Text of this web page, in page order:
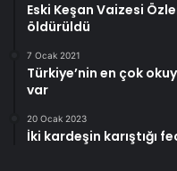
Eski Keşan Vaizesi
öldürüldü
7 Ocak 2021
Türkiye’nin en çok
var
20 Ocak 2023
İki kardeşin karıştığı